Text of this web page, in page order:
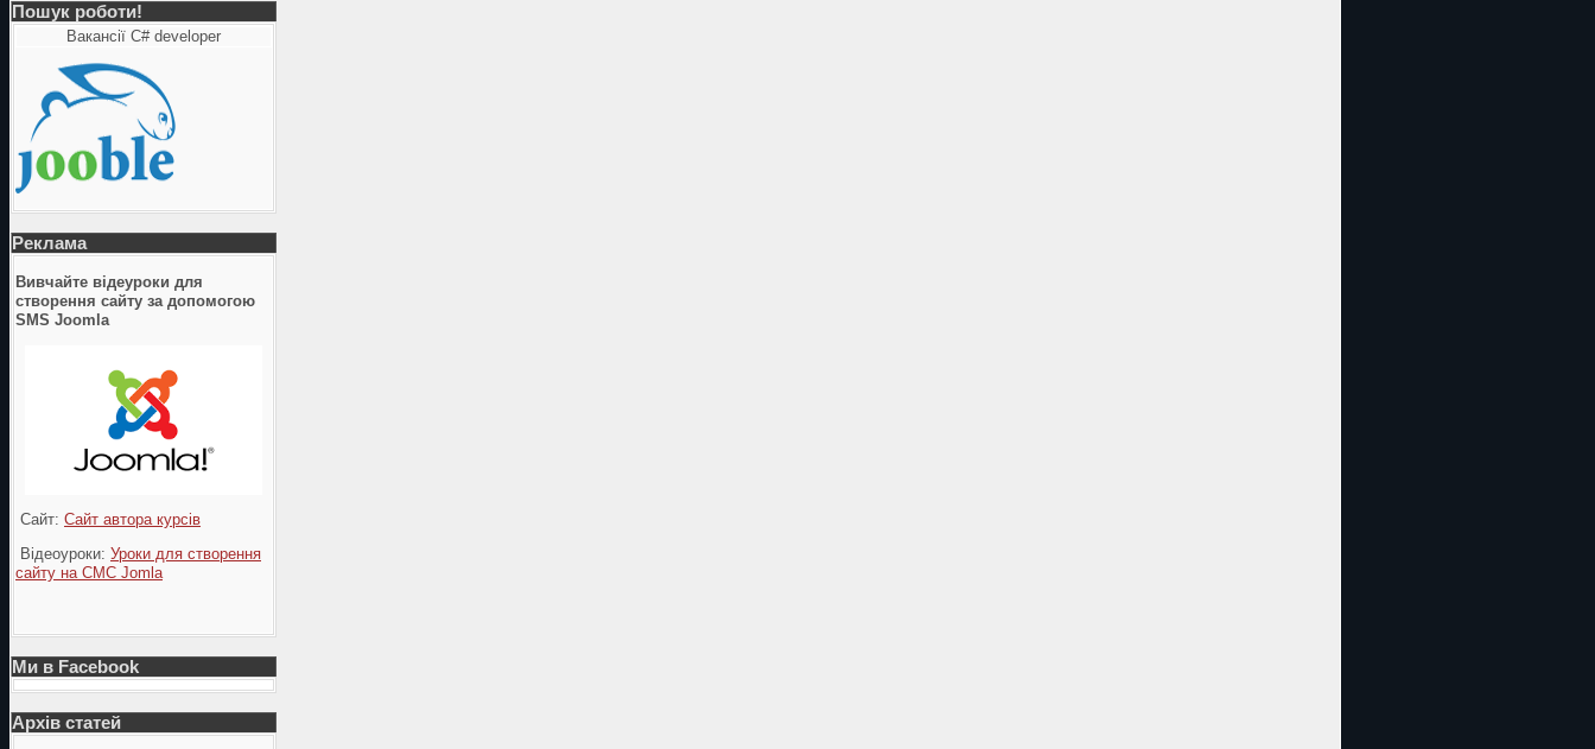
Пошук роботи!
Вакансії C# developer
Реклама
Вивчайте відеуроки для
створення сайту за допомогою
SMS Joomla
Сайт: Сайт автора курсів
Відеоуроки: Уроки для створення
сайту на СМС Jomla
Ми в Facebook
Архів статей